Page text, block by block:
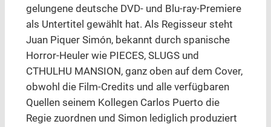
gelungene deutsche DVD- und Blu-ray-Premiere
als Untertitel gewählt hat. Als Regisseur steht
Juan Piquer Simón, bekannt durch spanische
Horror-Heuler wie PIECES, SLUGS und
CTHULHU MANSION, ganz oben auf dem Cover,
obwohl die Film-Credits und alle verfügbaren
Quellen seinem Kollegen Carlos Puerto die
Regie zuordnen und Simon lediglich produziert